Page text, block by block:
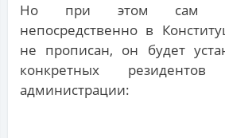
Но при этом сам
непосредственно в
не прописан, он будет
конкретных
администрации: